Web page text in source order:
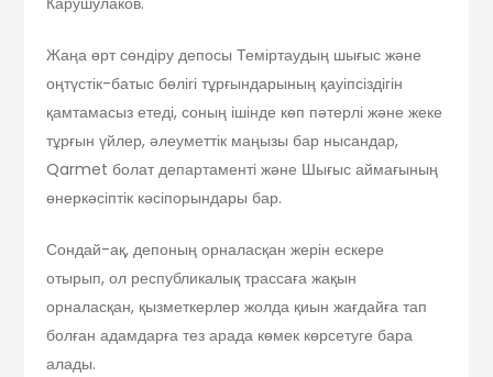
Жаңа өрт сөндіру депосы Теміртаудың шығыс және
оңтүстік-батыс бөлігі тұрғындарының қауіпсіздігін
қамтамасыз етеді, соның ішінде көп пәтерлі және жеке
тұрғын үйлер, әлеуметтік маңызы бар нысандар,
Qarmet болат департаменті және Шығыс аймағының
өнеркәсіптік кәсіпорындары бар.
Сондай-ақ, депоның орналасқан жерін ескере
отырып, ол республикалық трассаға жақын
орналасқан, қызметкерлер жолда қиын жағдайға тап
болған адамдарға тез арада көмек көрсетуге бара
алады.